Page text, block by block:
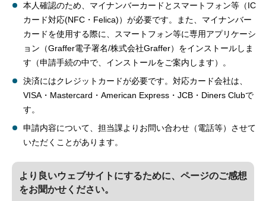
本人確認のため、マイナンバーカードとスマートフォン等（IC
カード対応(NFC・Felica)）が必要です。また、マイナンバー
カードを使用する際に、スマートフォン等に専用アプリケーシ
ョン（Graffer電子署名/株式会社Graffer）をインストールしま
す（申請手続の中で、インストールをご案内します）。
決済にはクレジットカードが必要です。対応カード会社は、
VISA・Mastercard・American Express・JCB・Diners Clubで
す。
申請内容について、担当課よりお問い合わせ（電話等）させて
いただくことがあります。
より良いウェブサイトにするために、ページのご感想
をお聞かせください。